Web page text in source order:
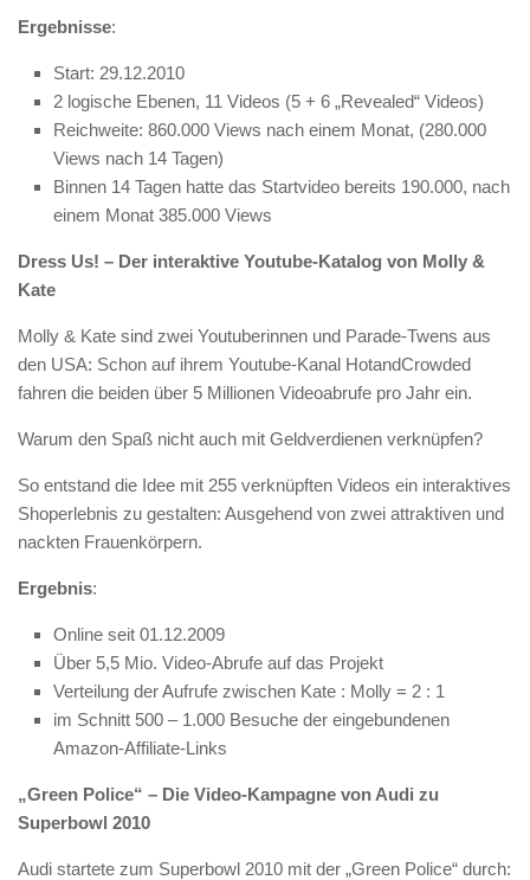
Ergebnisse:
Start: 29.12.2010
2 logische Ebenen, 11 Videos (5 + 6 „Revealed“ Videos)
Reichweite: 860.000 Views nach einem Monat, (280.000
Views nach 14 Tagen)
Binnen 14 Tagen hatte das Startvideo bereits 190.000, nach
einem Monat 385.000 Views
Dress Us! – Der interaktive Youtube-Katalog von Molly &
Kate
Molly & Kate sind zwei Youtuberinnen und Parade-Twens aus
den USA: Schon auf ihrem Youtube-Kanal HotandCrowded
fahren die beiden über 5 Millionen Videoabrufe pro Jahr ein.
Warum den Spaß nicht auch mit Geldverdienen verknüpfen?
So entstand die Idee mit 255 verknüpften Videos ein interaktives
Shoperlebnis zu gestalten: Ausgehend von zwei attraktiven und
nackten Frauenkörpern.
Ergebnis:
Online seit 01.12.2009
Über 5,5 Mio. Video-Abrufe auf das Projekt
Verteilung der Aufrufe zwischen Kate : Molly = 2 : 1
im Schnitt 500 – 1.000 Besuche der eingebundenen
Amazon-Affiliate-Links
„Green Police“ – Die Video-Kampagne von Audi zu
Superbowl 2010
Audi startete zum Superbowl 2010 mit der „Green Police“ durch: